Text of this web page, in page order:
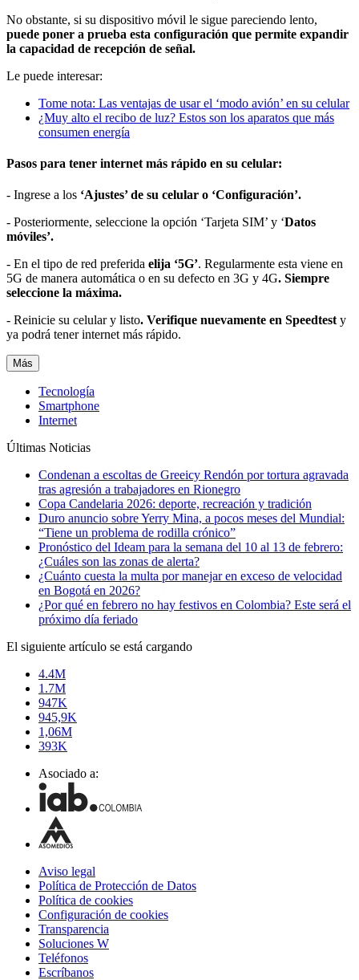
No obstante, si su dispositivo móvil le sigue pareciendo lento,
puede poner a prueba esta configuración que permite expandir
la capacidad de recepción de señal.
Le puede interesar:
Tome nota: Las ventajas de usar el ‘modo avión’ en su celular
¿Muy alto el recibo de luz? Estos son los aparatos que más
consumen energía
Pasos para tener internet más rápido en su celular:
- Ingrese a los ‘Ajustes’ de su celular o ‘Configuración’.
- Posteriormente, seleccione la opción ‘Tarjeta SIM’ y ‘Datos
móviles’.
- En el tipo de red preferida elija ‘5G’. Regularmente esta viene en
5G de manera automática o en su defecto en 3G y 4G. Siempre
seleccione la máxima.
- Reinicie su celular y listo. Verifique nuevamente en Speedtest y
ya podrá tener internet más rápido.
Más
Tecnología
Smartphone
Internet
Últimas Noticias
Condenan a escoltas de Greeicy Rendón por tortura agravada
tras agresión a trabajadores en Rionegro
Copa Candelaria 2026: deporte, recreación y tradición
Duro anuncio sobre Yerry Mina, a pocos meses del Mundial:
“Tiene un problema de rodilla crónico”
Pronóstico del Ideam para la semana del 10 al 13 de febrero:
¿Cuáles son las zonas de alerta?
¿Cuánto cuesta la multa por manejar en exceso de velocidad
en Bogotá en 2026?
¿Por qué en febrero no hay festivos en Colombia? Este será el
próximo día feriado
El siguiente artículo se está cargando
4.4M
1.7M
947K
945,9K
1,06M
393K
Asociado a:
Aviso legal
Política de Protección de Datos
Política de cookies
Configuración de cookies
Transparencia
Soluciones W
Teléfonos
Escríbanos